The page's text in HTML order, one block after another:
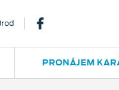
PRONÁJEM